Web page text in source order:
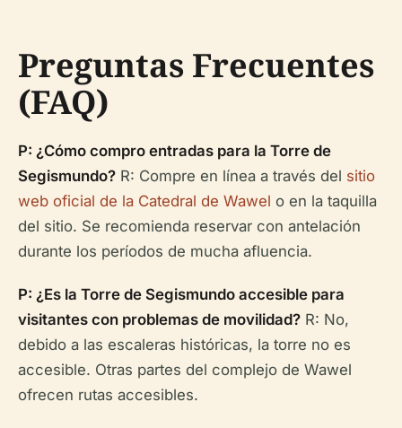
Preguntas Frecuentes
(FAQ)
P: ¿Cómo compro entradas para la Torre de
Segismundo? R: Compre en línea a través del sitio
web oficial de la Catedral de Wawel o en la taquilla
del sitio. Se recomienda reservar con antelación
durante los períodos de mucha afluencia.
P: ¿Es la Torre de Segismundo accesible para
visitantes con problemas de movilidad? R: No,
debido a las escaleras históricas, la torre no es
accesible. Otras partes del complejo de Wawel
ofrecen rutas accesibles.